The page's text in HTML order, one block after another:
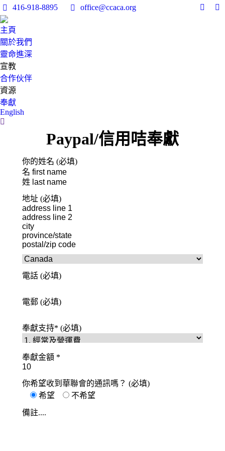
416-918-8895 office@ccaca.org
主頁
關於我們
靈命進深
宣教
合作伙伴
資源
奉獻
English
Search:
Paypal/信用咭奉獻
你的姓名 (必填)
地址 (必填)
電話 (必填)
電郵 (必填)
奉獻支持* (必填)
奉獻金額 *
你希望收到華聯會的通訊嗎？ (必填)
希望
不希望
備註....